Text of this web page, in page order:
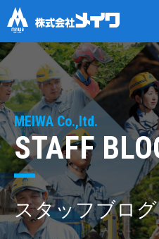
MEIWA Co.,ltd.
STAFF
スタッフブログ